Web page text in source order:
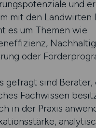
und
mit den Landwirten
es um Themen wie
oder
gefragt sind
Fachwissen
in der Praxis